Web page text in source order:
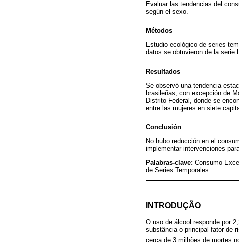
Evaluar las tendencias del
según el sexo.
Métodos
Estudio ecológico de series
datos se obtuvieron de la serie
Resultados
Se observó una tendencia
brasileñas; con excepción de
Distrito Federal, donde se
entre las mujeres en siete
Conclusión
No hubo reducción en el
implementar intervenciones
Palabras-clave: Consumo
de Series Temporales
INTRODUÇÃO
O uso de álcool responde por
substância o principal fator de
cerca de 3 milhões de mortes